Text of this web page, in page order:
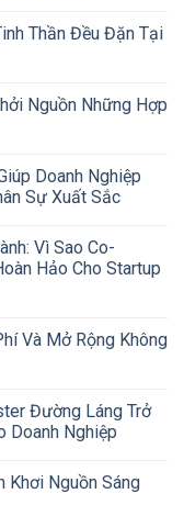
Thần Đều Đặn Tại
Nguồn Những Hợp
Doanh Nghiệp
Sự Xuất Sắc
Vì Sao Co-
Hảo Cho Startup
Và Mở Rộng Không
Đường Láng Trở
Doanh Nghiệp
Khơi Nguồn Sáng